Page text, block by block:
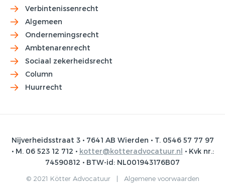
Verbintenissenrecht
Algemeen
Ondernemingsrecht
Ambtenarenrecht
Sociaal zekerheidsrecht
Column
Huurrecht
Nijverheidsstraat 3 • 7641 AB Wierden • T. 0546 57 77 97
• M. 06 523 12 712 • kotter@kotteradvocatuur.nl • Kvk nr.:
74590812 • BTW-id: NL001943176B07
© 2021 Kötter Advocatuur | Algemene voorwaarden